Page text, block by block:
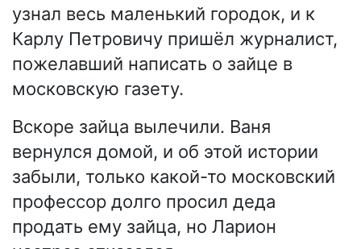
узнал весь маленький городок, и к
Карлу Петровичу пришёл журналист,
пожелавший написать о зайце в
московскую газету.
Вскоре зайца вылечили. Ваня
вернулся домой, и об этой истории
забыли, только какой-то московский
профессор долго просил деда
продать ему зайца, но Ларион